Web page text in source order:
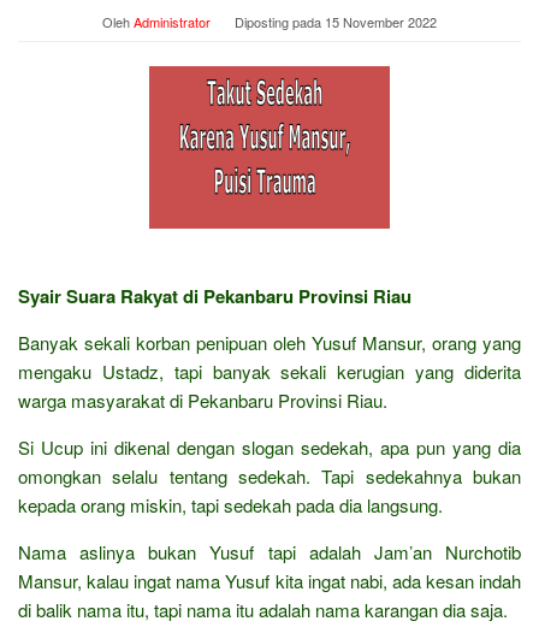
OlehAdministrator Diposting pada 15 November 2022
Syair Suara Rakyat di Pekanbaru Provinsi Riau
Banyak sekali korban penipuan oleh Yusuf Mansur, orang yang
mengaku Ustadz, tapi banyak sekali kerugian yang diderita
warga masyarakat di Pekanbaru Provinsi Riau.
Si Ucup ini dikenal dengan slogan sedekah, apa pun yang dia
omongkan selalu tentang sedekah. Tapi sedekahnya bukan
kepada orang miskin, tapi sedekah pada dia langsung.
Nama aslinya bukan Yusuf tapi adalah Jam’an Nurchotib
Mansur, kalau ingat nama Yusuf kita ingat nabi, ada kesan indah
di balik nama itu, tapi nama itu adalah nama karangan dia saja.